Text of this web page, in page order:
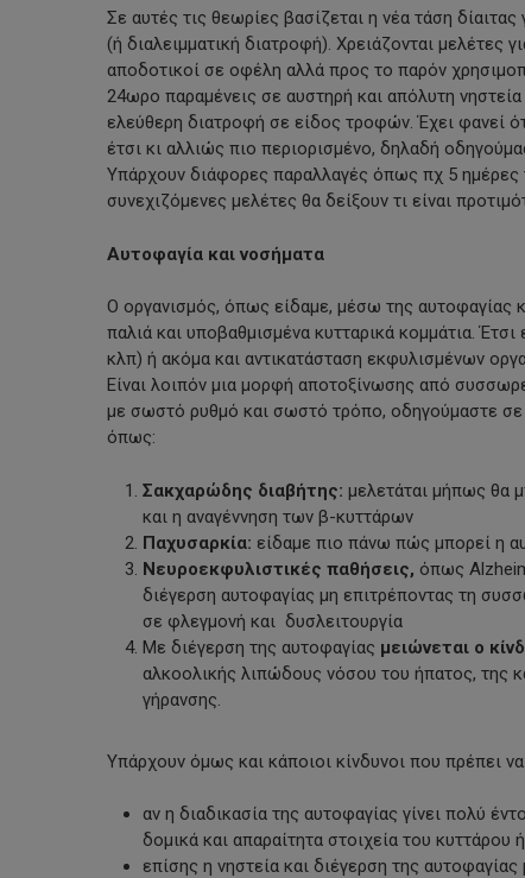
Σε αυτές τις θεωρίες βασίζεται η νέα τάση
(ή διαλειμματική διατροφή). Χρειάζονται μελέτες
αποδοτικοί σε οφέλη αλλά προς το παρόν
24ωρο παραμένεις σε αυστηρή και απόλυτη
ελεύθερη διατροφή σε είδος τροφών. Έχει φανεί
έτσι κι αλλιώς πιο περιορισμένο, δηλαδή
Υπάρχουν διάφορες παραλλαγές όπως πχ 5
συνεχιζόμενες μελέτες θα δείξουν τι είναι
Αυτοφαγία και νοσήματα
Ο οργανισμός, όπως είδαμε, μέσω της αυτοφαγίας
παλιά και υποβαθμισμένα κυτταρικά κομμάτια.
κλπ) ή ακόμα και αντικατάσταση εκφυλισμένων
Είναι λοιπόν μια μορφή αποτοξίνωσης από
με σωστό ρυθμό και σωστό τρόπο, οδηγούμαστε σε
όπως:
Σακχαρώδης διαβήτης: μελετάται μήπως θα
και η αναγέννηση των β-κυττάρων
Παχυσαρκία: είδαμε πιο πάνω πώς μπορεί η
Νευροεκφυλιστικές παθήσεις, όπως
διέγερση αυτοφαγίας μη επιτρέποντας τη
σε φλεγμονή και δυσλειτουργία
Με διέγερση της αυτοφαγίας μειώνεται ο
αλκοολικής λιπώδους νόσου του ήπατος, της
γήρανσης.
Υπάρχουν όμως και κάποιοι κίνδυνοι που πρέπει
αν η διαδικασία της αυτοφαγίας γίνει πολύ
δομικά και απαραίτητα στοιχεία του
επίσης η νηστεία και διέγερση της